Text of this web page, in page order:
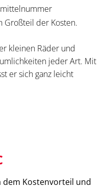
Großteil der Kosten.
kleinen Räder und
jeder Art. Mit
er sich ganz leicht
dem Kostenvorteil und